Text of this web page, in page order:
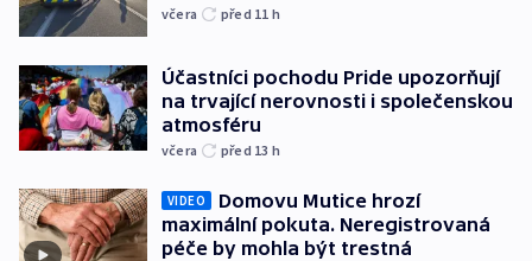
včera před 11 h
Účastníci pochodu Pride upozorňují
na trvající nerovnosti i společenskou
atmosféru
včera před 13 h
VIDEO
Domovu Mutice hrozí
maximální pokuta. Neregistrovaná
péče by mohla být trestná